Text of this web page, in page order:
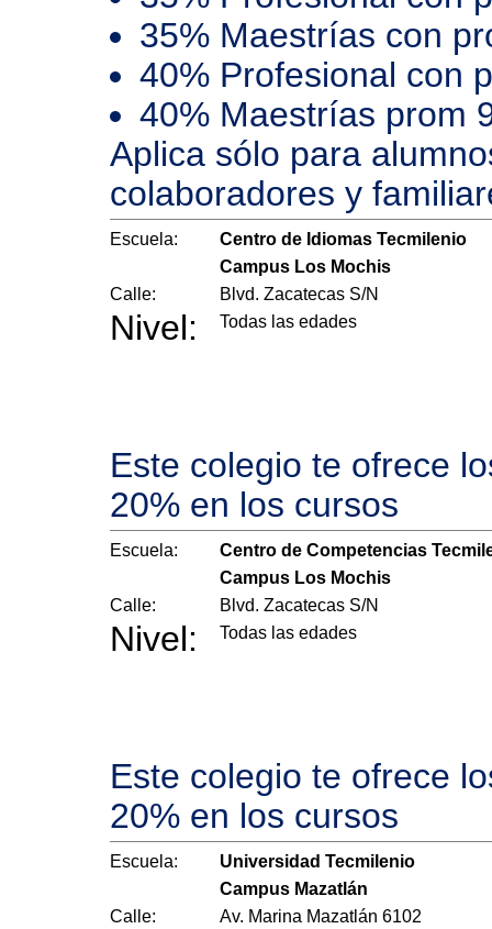
35% Maestrías con
40% Profesional con
40% Maestrías prom
Aplica sólo para
colaboradores y
Escuela:
Centro de Idiomas Tecmilenio
Campus Los Mochis
Calle:
Blvd. Zacatecas S/N
Nivel: Todas las edades
Este colegio te ofrece
20% en los cursos
Escuela:
Centro de Competencias
Campus Los Mochis
Calle:
Blvd. Zacatecas S/N
Nivel: Todas las edades
Este colegio te ofrece
20% en los cursos
Escuela:
Universidad Tecmilenio
Campus Mazatlán
Calle:
Av. Marina Mazatlán 6102